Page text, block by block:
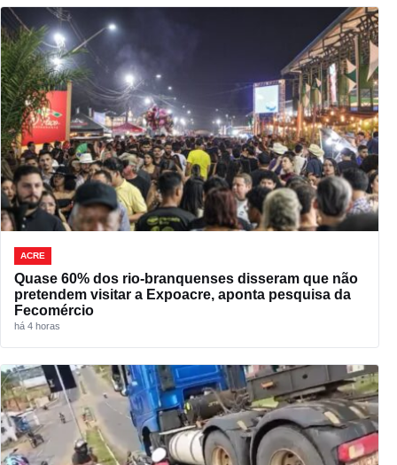
ACRE
Quase 60% dos rio-branquenses disseram que não
pretendem visitar a Expoacre, aponta pesquisa da
Fecomércio
há 4 horas